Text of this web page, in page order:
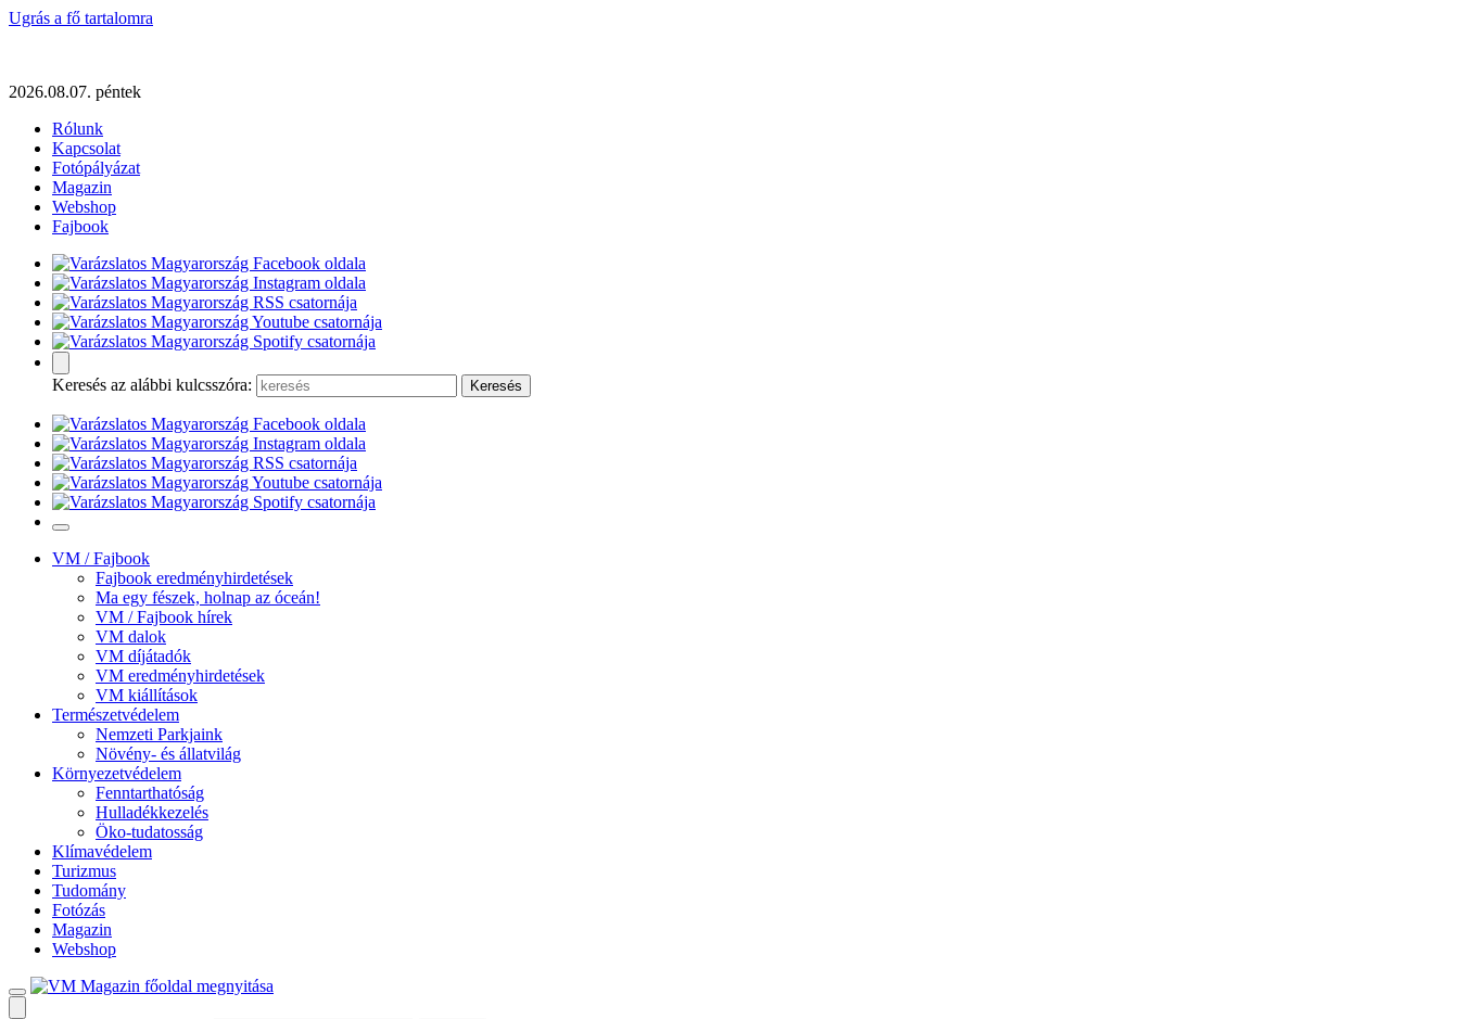
Ugrás a fő tartalomra
2026.08.07. péntek
Rólunk
Kapcsolat
Fotópályázat
Magazin
Webshop
Fajbook
Keresés az alábbi kulcsszóra:
VM / Fajbook
Fajbook eredményhirdetések
Ma egy fészek, holnap az óceán!
VM / Fajbook hírek
VM dalok
VM díjátadók
VM eredményhirdetések
VM kiállítások
Természetvédelem
Nemzeti Parkjaink
Növény- és állatvilág
Környezetvédelem
Fenntarthatóság
Hulladékkezelés
Öko-tudatosság
Klímavédelem
Turizmus
Tudomány
Fotózás
Magazin
Webshop